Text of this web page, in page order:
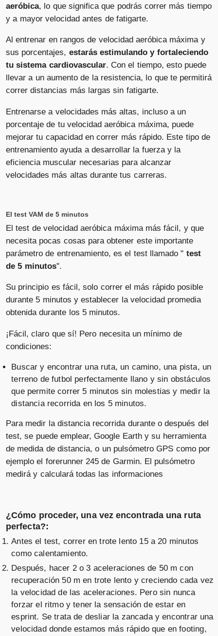
aeróbica, lo que significa que podrás correr más tiempo
y a mayor velocidad antes de fatigarte.
Al entrenar en rangos de velocidad aeróbica máxima y
sus porcentajes, estarás estimulando y fortaleciendo
tu sistema cardiovascular. Con el tiempo, esto puede
llevar a un aumento de la resistencia, lo que te permitirá
correr distancias más largas sin fatigarte.
Entrenarse a velocidades más altas, incluso a un
porcentaje de tu velocidad aeróbica máxima, puede
mejorar tu capacidad en correr más rápido. Este tipo de
entrenamiento ayuda a desarrollar la fuerza y la
eficiencia muscular necesarias para alcanzar
velocidades más altas durante tus carreras.
El test VAM de 5 minutos
El test de velocidad aeróbica máxima más fácil, y que
necesita pocas cosas para obtener este importante
parámetro de entrenamiento, es el test llamado " test
de 5 minutos".
Su principio es fácil, solo correr el más rápido posible
durante 5 minutos y establecer la velocidad promedia
obtenida durante los 5 minutos.
¡Fácil, claro que sí! Pero necesita un mínimo de
condiciones:
Buscar y encontrar una ruta, un camino, una pista, un
terreno de futbol perfectamente llano y sin obstáculos
que permite correr 5 minutos sin molestias y medir la
distancia recorrida en los 5 minutos.
Para medir la distancia recorrida durante o después del
test, se puede emplear, Google Earth y su herramienta
de medida de distancia, o un pulsómetro GPS como por
ejemplo el forerunner 245 de Garmin. El pulsómetro
medirá y calculará todas las informaciones
¿Cómo proceder, una vez encontrada una ruta
perfecta?:
Antes el test, correr en trote lento 15 a 20 minutos
como calentamiento.
Después, hacer 2 o 3 aceleraciones de 50 m con
recuperación 50 m en trote lento y creciendo cada vez
la velocidad de las aceleraciones. Pero sin nunca
forzar el ritmo y tener la sensación de estar en
esprint. Se trata de desliar la zancada y encontrar una
velocidad donde estamos más rápido que en footing,